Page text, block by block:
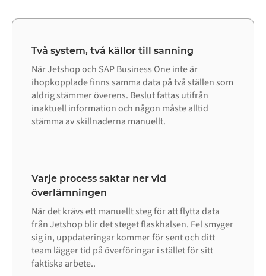
Två system, två källor till sanning
När Jetshop och SAP Business One inte är
ihopkopplade finns samma data på två ställen som
aldrig stämmer överens. Beslut fattas utifrån
inaktuell information och någon måste alltid
stämma av skillnaderna manuellt.
Varje process saktar ner vid
överlämningen
När det krävs ett manuellt steg för att flytta data
från Jetshop blir det steget flaskhalsen. Fel smyger
sig in, uppdateringar kommer för sent och ditt
team lägger tid på överföringar i stället för sitt
faktiska arbete..